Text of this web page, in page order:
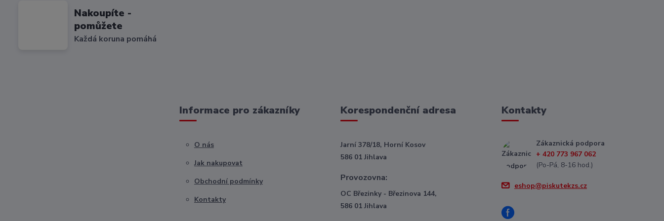
Nakoupíte -
pomůžete
Každá koruna pomáhá
Informace pro zákazníky
O nás
Jak nakupovat
Obchodní podmínky
Kontakty
Korespondenční adresa
Jarní 378/18, Horní Kosov
586 01 Jihlava
Provozovna:
OC Březinky - Březinova 144,
586 01 Jihlava
Kontakty
Zákaznická podpora
+ 420 773 967 062
(Po-Pá, 8-16 hod.)
eshop@piskutekzs.cz